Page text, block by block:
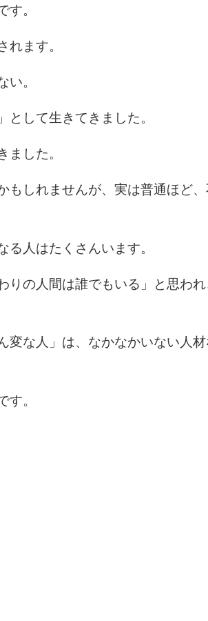
す。
れます。
い。
して生きてきました。
ました。
もしれませんが、実は普通ほど、
人はたくさんいます。
りの人間は誰でもいる」と思われ
変な人」は、なかなかいない人
す。